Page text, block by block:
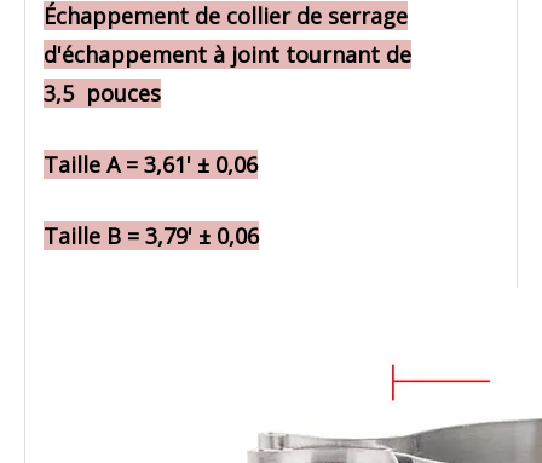
Échappement de collier de serrage
d'échappement à joint tournant de
3,5 pouces
Taille A = 3,61' ± 0,06
Taille B = 3,79' ± 0,06